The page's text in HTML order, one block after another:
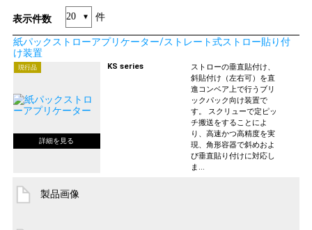
表示件数 件
紙パックストローアプリケーター/ストレート式ストロー貼り付
け装置
現行品 KS series
ストローの垂直貼付け、
斜貼付け（左右可）を直
進コンベア上で行うブリ
ックパック向け装置で
す。 スクリューで定ピッ
チ搬送をすることによ
り、高速かつ高精度を実
現、角形容器で斜めおよ
び垂直貼り付けに対応し
ま...
製品画像